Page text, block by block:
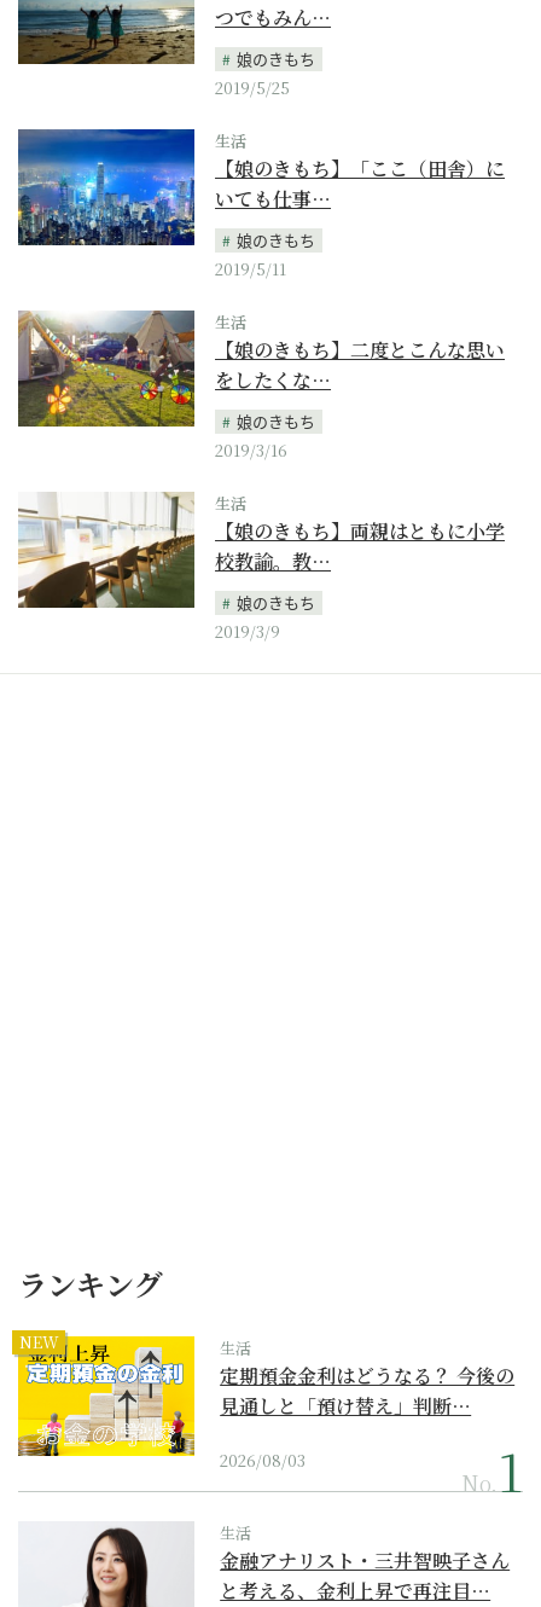
つでもみん…
娘のきもち
2019/5/25
生活
【娘のきもち】「ここ（田舎）に
いても仕事…
娘のきもち
2019/5/11
生活
【娘のきもち】二度とこんな思い
をしたくな…
娘のきもち
2019/3/16
生活
【娘のきもち】両親はともに小学
校教諭。教…
娘のきもち
2019/3/9
ランキング
NEW 生活
定期預金金利はどうなる？ 今後の
見通しと「預け替え」判断…
2026/08/03
No.
生活
金融アナリスト・三井智映子さん
と考える、金利上昇で再注目…